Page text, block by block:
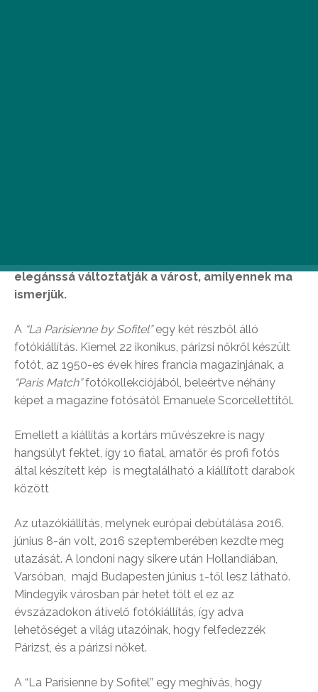
elegánssá változtatják a várost, amilyennek ma
ismerjük.
A “La Parisienne by Sofitel”egy két részből álló
fotókiállítás. Kiemel 22 ikonikus, párizsi nőkről készült
fotót, az 1950-es évek híres francia magazinjának, a
“Paris Match”fotókollekciójából, beleértve néhány
képet a magazine fotósától Emanuele Scorcellettitől.
Emellett a kiállítás a kortárs művészekre is nagy
hangsúlyt fektet, így 10 fiatal, amatőr és profi fotós
által készített kép is megtalálható a kiállított darabok
között
Az utazókiállítás, melynek európai debütálása 2016.
június 8-án volt, 2016 szeptemberében kezdte meg
utazását. A londoni nagy sikere után Hollandiában,
Varsóban, majd Budapesten június 1-től lesz látható.
Mindegyik városban pár hetet tölt el ez az
évszázadokon átívelő fotókiállítás, így adva
lehetőséget a világ utazóinak, hogy felfedezzék
Párizst, és a párizsi nőket.
A “La Parisienne by Sofitel” egy meghívás, hogy